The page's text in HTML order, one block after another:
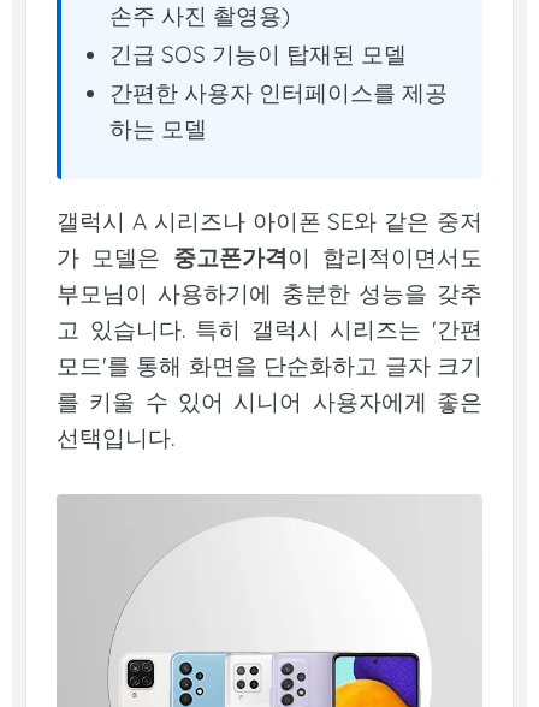
손주 사진 촬영용)
긴급 SOS 기능이 탑재된 모델
간편한 사용자 인터페이스를 제공
하는 모델
갤럭시 A 시리즈나 아이폰 SE와 같은 중저
가 모델은 중고폰가격 이 합리적이면서도
부모님이 사용하기에 충분한 성능을 갖추
고 있습니다. 특히 갤럭시 시리즈는 '간편
모드'를 통해 화면을 단순화하고 글자 크기
를 키울 수 있어 시니어 사용자에게 좋은
선택입니다.